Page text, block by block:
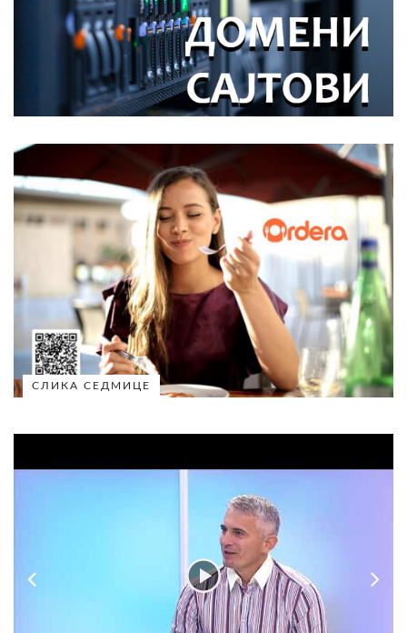
СЛИКА СЕДМИЦЕ